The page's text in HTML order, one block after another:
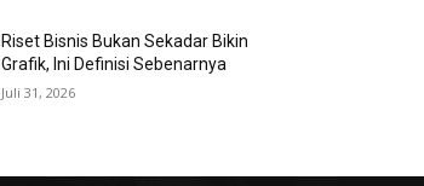
Riset Bisnis Bukan Sekadar Bikin
Grafik, Ini Definisi Sebenarnya
Juli 31, 2026